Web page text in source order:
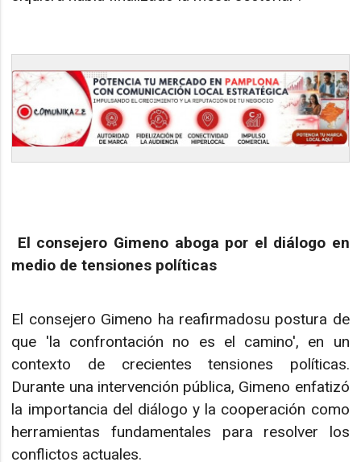
El consejero Gimeno aboga por el diálogo en
medio de tensiones políticas
El consejero Gimeno ha reafirmadosu postura de
que 'la confrontación no es el camino', en un
contexto de crecientes tensiones políticas.
Durante una intervención pública, Gimeno enfatizó
la importancia del diálogo y la cooperación como
herramientas fundamentales para resolver los
conflictos actuales.